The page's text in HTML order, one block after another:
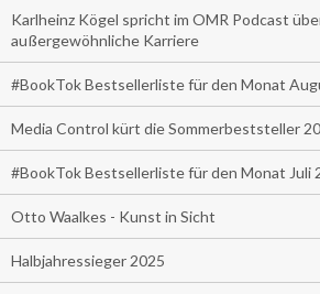
Karlheinz Kögel spricht im OMR Podcast
außergewöhnliche Karriere
#BookTok Bestsellerliste für den Monat
Media Control kürt die Sommerbeststeller
#BookTok Bestsellerliste für den Monat Juli
Otto Waalkes - Kunst in Sicht
Halbjahressieger 2025